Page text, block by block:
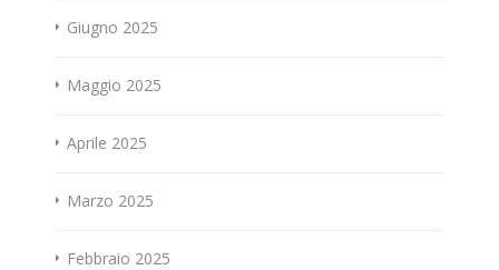
Giugno 2025
Maggio 2025
Aprile 2025
Marzo 2025
Febbraio 2025